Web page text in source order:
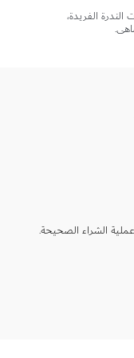
الفريدة،
الشراء الصحيحة.